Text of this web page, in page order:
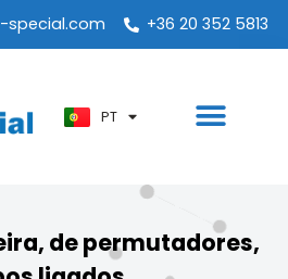
special.com +36 20 352 5813
PT
ES
KO
AR
de permutadores,